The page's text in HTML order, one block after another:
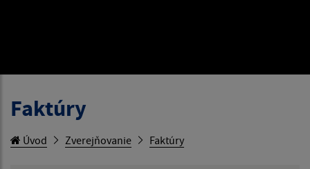
Faktúry
Úvod Zverejňovanie Faktúry